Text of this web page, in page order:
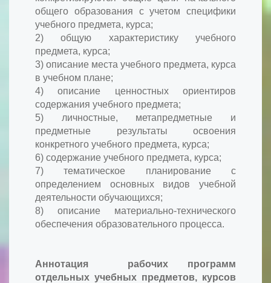
общего образования с учетом специфики
учебного предмета, курса;
2) общую характеристику учебного
предмета, курса;
3) описание места учебного предмета, курса
в учебном плане;
4) описание ценностных ориентиров
содержания учебного предмета;
5) личностные, метапредметные и
предметные результаты освоения
конкретного учебного предмета, курса;
6) содержание учебного предмета, курса;
7) тематическое планирование с
определением основных видов учебной
деятельности обучающихся;
8) описание материально-технического
обеспечения образовательного процесса.
Аннотация рабочих программ
отдельных учебных предметов, курсов